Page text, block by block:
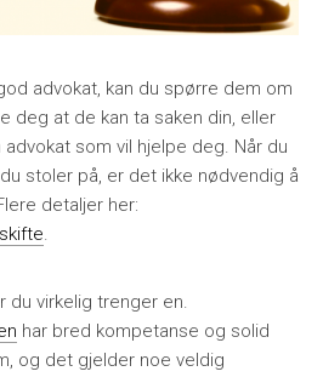
advokat, kan du spørre dem om
deg at de kan ta saken din, eller
som vil hjelpe deg. Når du
stoler på, er det ikke nødvendig å
detaljer her:
.
du virkelig trenger en.
har bred kompetanse og solid
og det gjelder noe veldig